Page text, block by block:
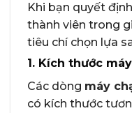
Khi bạn quyết
thành viên trong
tiêu chí chọn lựa
1. Kích thước máy
Các dòng máy
có kích thước